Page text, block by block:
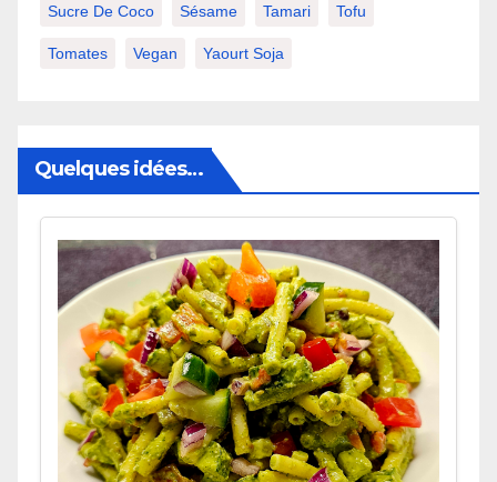
Sucre De Coco Sésame Tamari Tofu
Tomates Vegan Yaourt Soja
Quelques idées…